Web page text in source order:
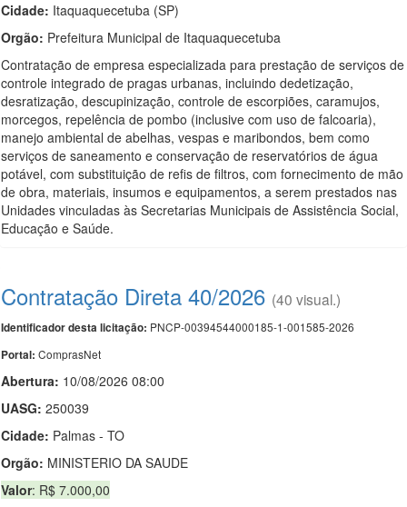
Cidade: Itaquaquecetuba (SP)
Orgão: Prefeitura Municipal de Itaquaquecetuba
Contratação de empresa especializada para prestação de serviços de
controle integrado de pragas urbanas, incluindo dedetização,
desratização, descupinização, controle de escorpiões, caramujos,
morcegos, repelência de pombo (inclusive com uso de falcoaria),
manejo ambiental de abelhas, vespas e maribondos, bem como
serviços de saneamento e conservação de reservatórios de água
potável, com substituição de refis de filtros, com fornecimento de mão
de obra, materiais, insumos e equipamentos, a serem prestados nas
Unidades vinculadas às Secretarias Municipais de Assistência Social,
Educação e Saúde.
Contratação Direta 40/2026 (40 visual.)
Identificador desta licitação: PNCP-00394544000185-1-001585-2026
Portal: ComprasNet
Abertura: 10/08/2026 08:00
UASG: 250039
Cidade: Palmas - TO
Orgão: MINISTERIO DA SAUDE
Valor: R$ 7.000,00